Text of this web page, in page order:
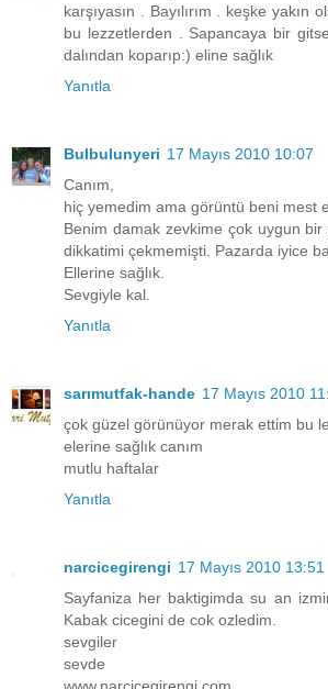
karşıyasın . Bayılırım . keşke yakın
bu lezzetlerden . Sapancaya bir
dalından koparıp:) eline sağlık
Yanıtla
Bulbulunyeri 17 Mayıs 2010 10:07
Canım,
hiç yemedim ama görüntü beni mest
Benim damak zevkime çok uygun
dikkatimi çekmemişti. Pazarda iyice
Ellerine sağlık.
Sevgiyle kal.
Yanıtla
sarımutfak-hande 17 Mayıs 2010
çok güzel görünüyor merak ettim bu
elerine sağlık canım
mutlu haftalar
Yanıtla
narcicegirengi 17 Mayıs 2010 13:51
Sayfaniza her baktigimda su an
Kabak cicegini de cok ozledim.
sevgiler
sevde